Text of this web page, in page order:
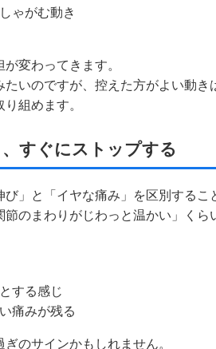
ゃがむ動き
変わってきます。
たいのですが、控えた方がよい動
組めます。
すぐにストップする
」と「イヤな痛み」を区別するこ
節のまわりがじわっと温かい」く
する感じ
痛みが残る
のサインかもしれません。